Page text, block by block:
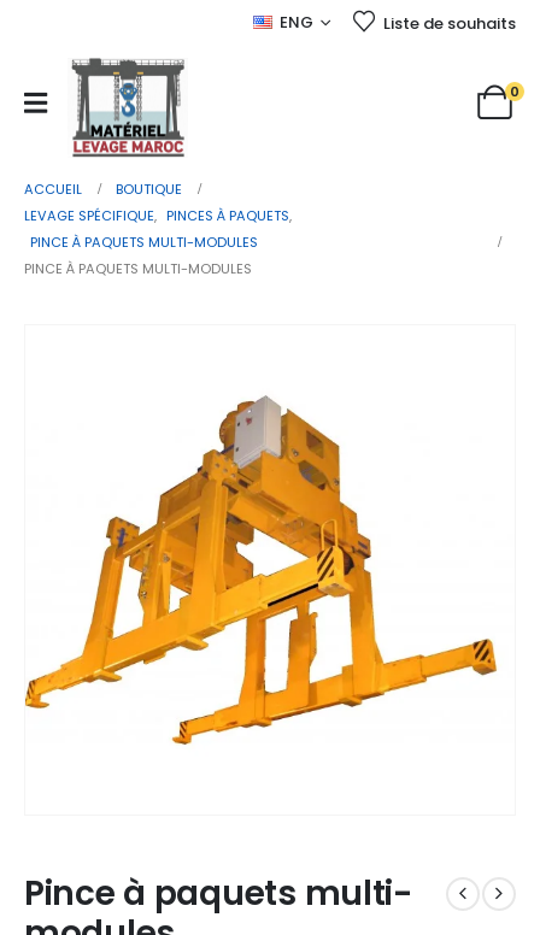
ENG Liste de souhaits
0
ACCUEIL
BOUTIQUE
LEVAGE SPÉCIFIQUE, PINCES À PAQUETS,
PINCE À PAQUETS MULTI-MODULES
PINCE À PAQUETS MULTI-MODULES
Pince à paquets multi-